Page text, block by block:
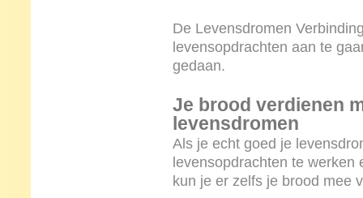
De Levensdromen
levensopdrachten aan te
gedaan.
Je brood verdienen
levensdromen
Als je echt goed je
levensopdrachten te
kun je er zelfs je brood mee